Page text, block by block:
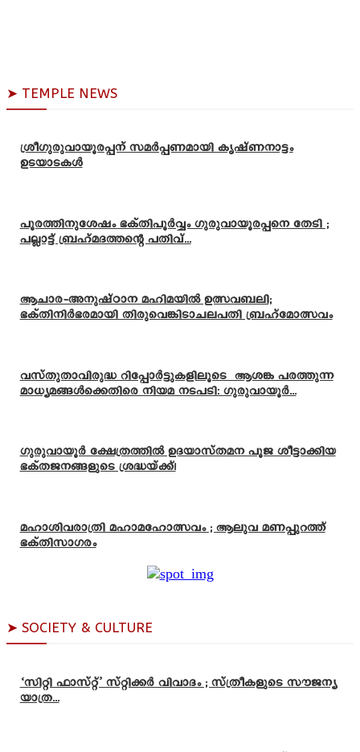
➤ TEMPLE NEWS
ശ്രീഗുരുവായൂരപ്പന് സമർപ്പണമായി കൃഷ്ണനാട്ടം
ഉടയാടകൾ
പൂരത്തിനുശേഷം ഭക്തിപൂർവ്വം ഗുരുവായൂരപ്പനെ തേടി ;
പല്ലാട്ട് ബ്രഹ്മദത്തന്റെ പതിവ്...
ആചാര-അനുഷ്ഠാന മഹിമയിൽ ഉത്സവബലി;
ഭക്തിനിർഭരമായി തിരുവെങ്കിടാചലപതി ബ്രഹ്മോത്സവം
വസ്തുതാവിരുദ്ധ റിപ്പോർട്ടുകളിലൂടെ ആശങ്ക പരത്തുന്ന
മാധ്യമങ്ങൾക്കെതിരെ നിയമ നടപടി: ഗുരുവായൂർ...
ഗുരുവായൂർ ക്ഷേത്രത്തിൽ ഉദയാസ്‌തമന പൂജ ശീട്ടാക്കിയ
ഭക്തജനങ്ങളുടെ ശ്രദ്ധയ്ക്ക്!
മഹാശിവരാത്രി മഹാമഹോത്സവം ; ആലുവ മണപ്പുറത്ത്
ഭക്തിസാഗരം
➤ SOCIETY & CULTURE
‘സിറ്റി ഫാസ്റ്റ്’ സ്റ്റിക്കർ വിവാദം ; സ്ത്രീകളുടെ സൗജന്യ
യാത്ര...